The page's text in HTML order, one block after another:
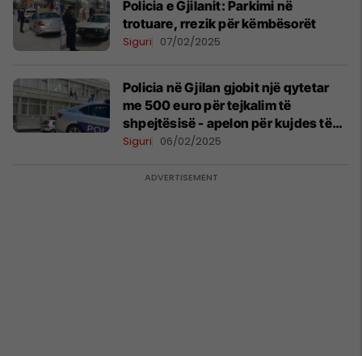
Policia e Gjilanit: Parkimi në
trotuare, rrezik për këmbësorët
Siguri 07/02/2025
Policia në Gjilan gjobit një qytetar
me 500 euro për tejkalim të
shpejtësisë - apelon për kujdes të
shtuar në trafik
Siguri 06/02/2025